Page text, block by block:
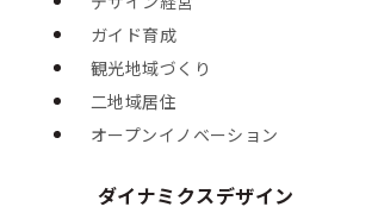
ガイド育成
観光地域づくり
二地域居住
オープンイノベーション
ダイナミクスデザイン